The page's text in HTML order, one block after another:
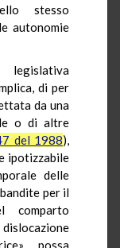
stesso
autonomie
legislativa
di per
da una
o di altre
del 1988),
ipotizzabile
delle
per il
comparto
possa